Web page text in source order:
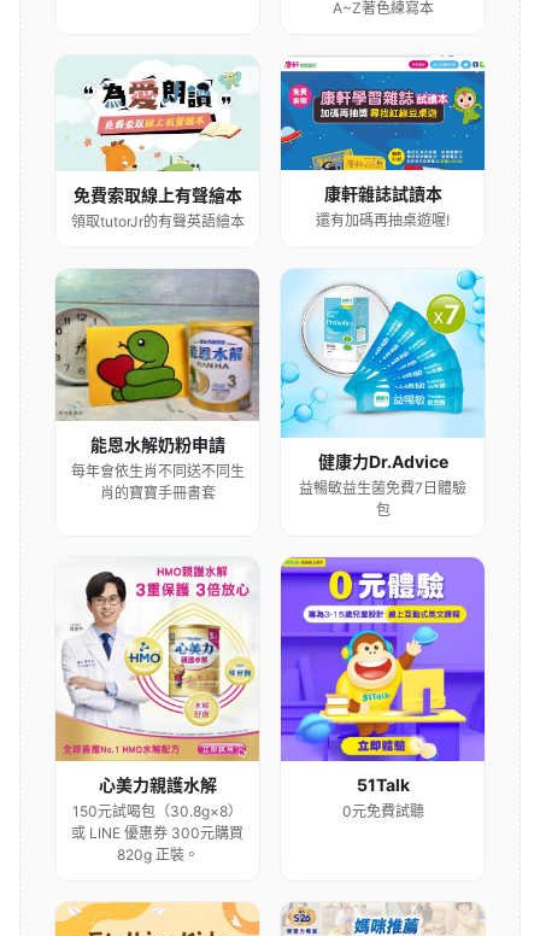
A~Z著色練寫本
免費索取線上有聲繪本
領取tutorJr的有聲英語繪本
康軒雜誌試讀本
還有加碼再抽桌遊喔!
能恩水解奶粉申請
每年會依生肖不同送不同生
肖的寶寶手冊書套
健康力Dr.Advice
益暢敏益生菌免費7日體驗
包
心美力親護水解
150元試喝包（30.8g×8）
或 LINE 優惠券 300元購買
820g 正裝。
51Talk
0元免費試聽